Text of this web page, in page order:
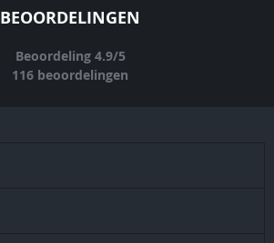
BEOORDELINGEN
Beoordeling 4.9/5
116 beoordelingen